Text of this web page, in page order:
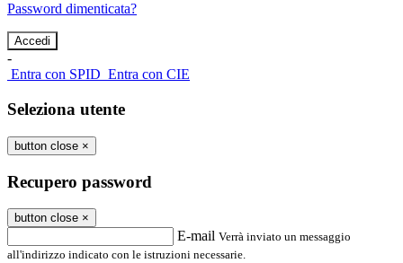
Password dimenticata?
-
Entra con SPID Entra con CIE
Seleziona utente
button close ×
Recupero password
button close ×
E-mail Verrà inviato un messaggio
all'indirizzo indicato con le istruzioni necessarie.